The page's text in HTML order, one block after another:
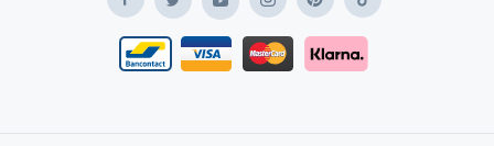
FacebookTwitterYouTubeInstagramPinterestTikTok
Bancontact / Mister Cash
Safe Payment Card
Safe Payment Klarna